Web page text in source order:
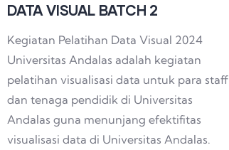
DATA VISUAL BATCH 2
Kegiatan Pelatihan Data Visual 2024
Universitas Andalas adalah kegiatan
pelatihan visualisasi data untuk para staff
dan tenaga pendidik di Universitas
Andalas guna menunjang efektifitas
visualisasi data di Universitas Andalas.